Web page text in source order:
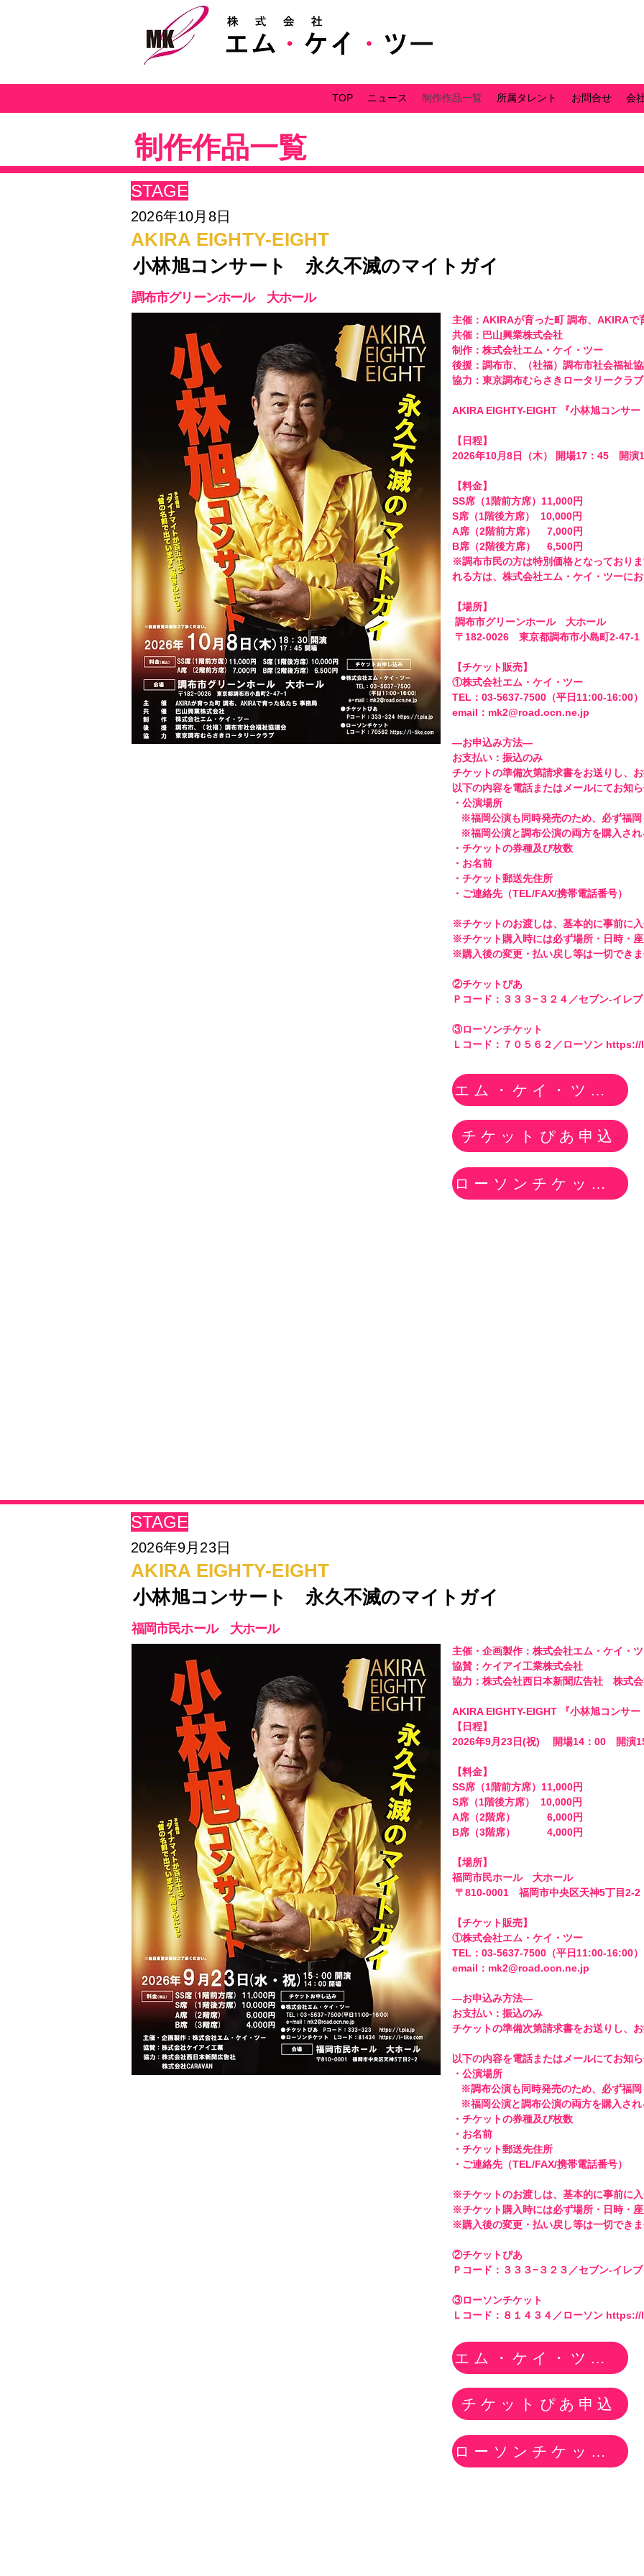
TOP ニュース 制作作品一覧 所属タレント お問合せ 会
制作作品一覧
STAGE
2026年​10月8日
小林旭コンサート 永久不滅のマイトガイ
AKIRA EIGHTY-EIGHT
調布市グリーンホール 大ホール
主催：AKIRAが育った町 調布、AKIRAで
共催：巴山興業株式会社
制作：株式会社エム・ケイ・ツー
後援：調布市、（社福）調布市社会福祉
協力：東京調布むらさきロータリークラブ
AKIRA EIGHTY-EIGHT 『小林旭コンサー
【日程】
2026年10月8日（木） 開場17：45　開演
【料金】
SS席（1階前方席）11,000円
S席（1階後方席）  10,000円
A席（2階前方席）    7,000円
B席（2階後方席）    6,500円
※調布市民の方は特別価格となっており
れる方は、株式会社エム・ケイ・ツーにお
【場所】
【チケット販売】
①株式会社エム・ケイ・ツー
TEL：03-5637-7500（平日11:00-16:00）
email：mk2@road.ocn.ne.jp
―お申込み方法―
お支払い：振込のみ
チケットの準備次第請求書をお送りし、
以下の内容を電話またはメールにてお知
・公演場所
・チケットの券種及び枚数
・お名前
・チケット郵送先住所
・ご連絡先（TEL/FAX/携帯電話番号）
※チケットのお渡しは、基本的に事前に
※チケット購入時には必ず場所・日時・
※購入後の変更・払い戻し等は一切できま
②チケットぴあ
Ｐコード：３３３−３２４／セブン‐イレ
③ローソンチケット
Ｌコード：７０５６２／ローソン
チケットぴあ申込
STAGE
2026年​9月23日
小林旭コンサート 永久不滅のマイトガイ
AKIRA EIGHTY-EIGHT
福岡市民ホール 大ホール
主催・企画製作：株式会社エム・ケイ・
協賛：ケイアイ工業株式会社
協力：株式会社西日本新聞広告社　株式
AKIRA EIGHTY-EIGHT 『小林旭コンサー
【日程】
2026年9月23日(祝) 　開場14：00　開演
【料金】
SS席（1階前方席）11,000円
S席（1階後方席）  10,000円
A席（2階席）  　　  6,000円
B席（3階席）  　　  4,000円
【場所】
福岡市民ホール　大ホール
【チケット販売】
①株式会社エム・ケイ・ツー
TEL：03-5637-7500（平日11:00-16:00）
email：mk2@road.ocn.ne.jp
―お申込み方法―
お支払い：振込のみ
チケットの準備次第請求書をお送りし、
以下の内容を電話またはメールにてお知
・公演場所
・チケットの券種及び枚数
・お名前
・チケット郵送先住所
・ご連絡先（TEL/FAX/携帯電話番号）
※チケットのお渡しは、基本的に事前に
※チケット購入時には必ず場所・日時・
※購入後の変更・払い戻し等は一切できま
②チケットぴあ
Ｐコード：３３３−３２３／セブン‐イレ
③ローソンチケット
Ｌコード：８１４３４／ローソン
チケットぴあ申込